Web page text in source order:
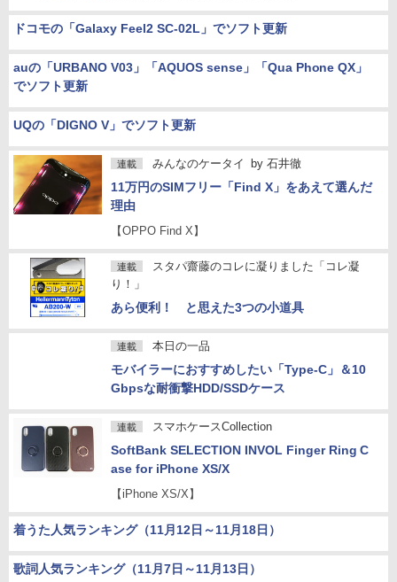
ドコモの「Galaxy Feel2 SC-02L」でソフト更新
auの「URBANO V03」「AQUOS sense」「Qua Phone QX」
でソフト更新
UQの「DIGNO V」でソフト更新
連載 みんなのケータイ by 石井徹
11万円のSIMフリー「Find X」をあえて選んだ
理由
【OPPO Find X】
連載
スタパ齋藤のコレに凝りました「コレ凝
り！」
あら便利！ と思えた3つの小道具
連載 本日の一品
モバイラーにおすすめしたい「Type-C」＆10
Gbpsな耐衝撃HDD/SSDケース
連載 スマホケースCollection
SoftBank SELECTION INVOL Finger Ring C
ase for iPhone XS/X
【iPhone XS/X】
着うた人気ランキング（11月12日～11月18日）
歌詞人気ランキング（11月7日～11月13日）